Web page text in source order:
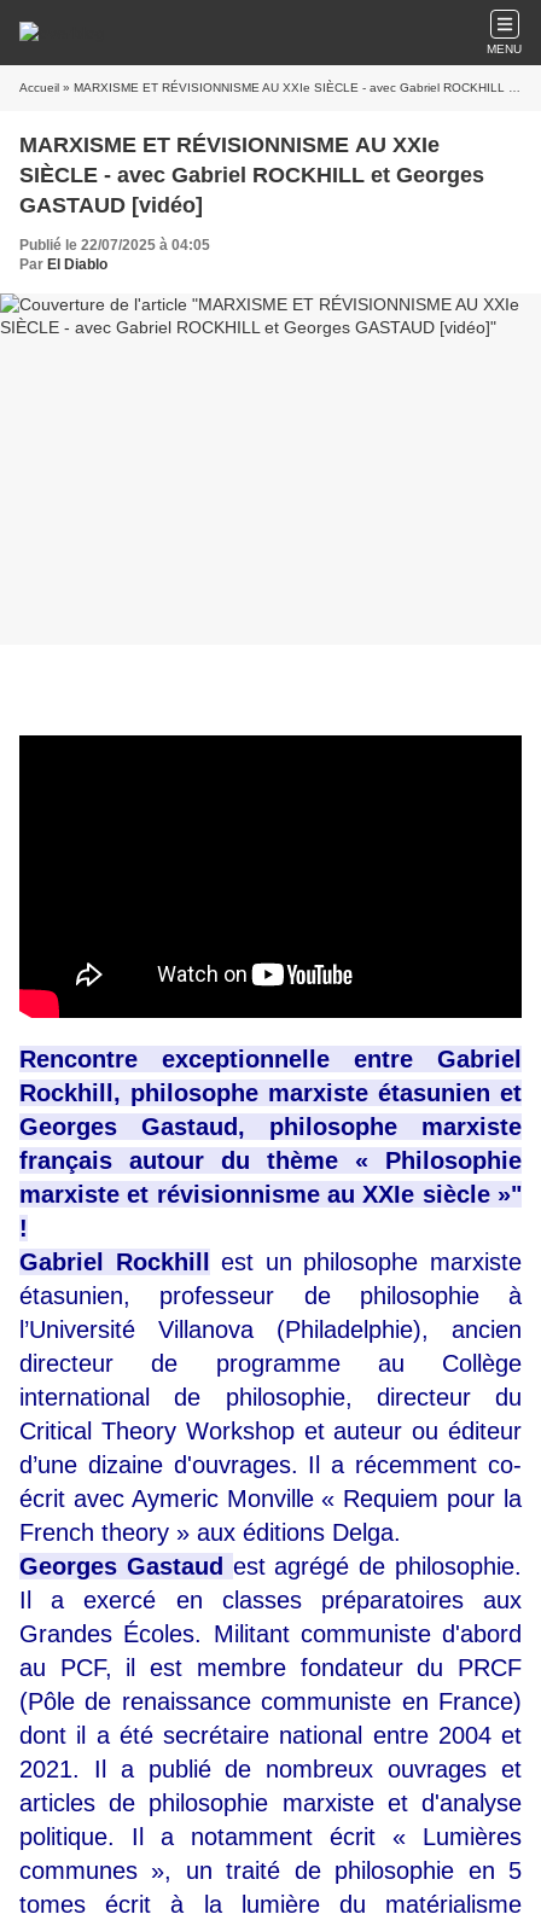
MENU
Accueil » MARXISME ET RÉVISIONNISME AU XXIe SIÈCLE - avec Gabriel ROCKHILL et Georges GASTAUD [vidéo]
MARXISME ET RÉVISIONNISME AU XXIe
SIÈCLE - avec Gabriel ROCKHILL et Georges
GASTAUD [vidéo]
Publié le 22/07/2025 à 04:05
Par El Diablo
Rencontre exceptionnelle entre Gabriel
Rockhill, philosophe marxiste étasunien et
Georges Gastaud, philosophe marxiste
français autour du thème « Philosophie
marxiste et révisionnisme au XXIe siècle »"
!
Gabriel Rockhill
est un philosophe marxiste
étasunien, professeur de philosophie à
l’Université Villanova (Philadelphie), ancien
directeur de programme au Collège
international de philosophie, directeur du
Critical Theory Workshop et auteur ou éditeur
d’une dizaine d'ouvrages. Il a récemment co-
écrit avec Aymeric Monville « Requiem pour la
French theory » aux éditions Delga.
Georges Gastaud est agrégé de philosophie.
Il a exercé en classes préparatoires aux
Grandes Écoles. Militant communiste d'abord
au PCF, il est membre fondateur du PRCF
(Pôle de renaissance communiste en France)
dont il a été secrétaire national entre 2004 et
2021. Il a publié de nombreux ouvrages et
articles de philosophie marxiste et d'analyse
politique. Il a notamment écrit « Lumières
communes », un traité de philosophie en 5
tomes écrit à la lumière du matérialisme